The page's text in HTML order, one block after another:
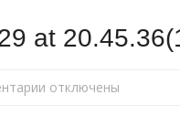
at
котключены